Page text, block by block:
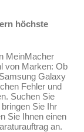
höchste
MeinMacher
von Marken: Ob
Galaxy
Fehler und
Suchen Sie
Sie Ihr
Sie Ihnen einen
an.